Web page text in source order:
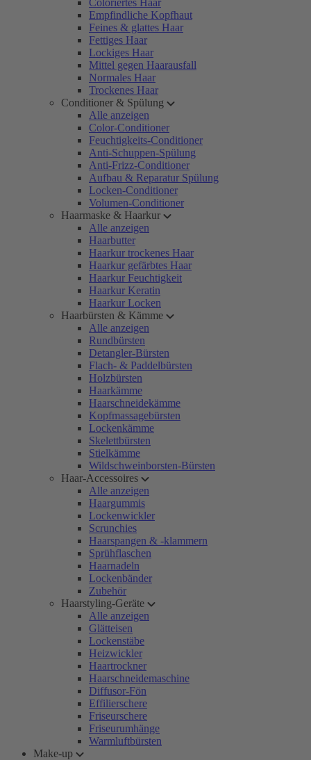
Coloriertes Haar
Empfindliche Kopfhaut
Feines & glattes Haar
Fettiges Haar
Lockiges Haar
Mittel gegen Haarausfall
Normales Haar
Trockenes Haar
Conditioner & Spülung
Alle anzeigen
Color-Conditioner
Feuchtigkeits-Conditioner
Anti-Schuppen-Spülung
Anti-Frizz-Conditioner
Aufbau & Reparatur Spülung
Locken-Conditioner
Volumen-Conditioner
Haarmaske & Haarkur
Alle anzeigen
Haarbutter
Haarkur trockenes Haar
Haarkur gefärbtes Haar
Haarkur Feuchtigkeit
Haarkur Keratin
Haarkur Locken
Haarbürsten & Kämme
Alle anzeigen
Rundbürsten
Detangler-Bürsten
Flach- & Paddelbürsten
Holzbürsten
Haarkämme
Haarschneidekämme
Kopfmassagebürsten
Lockenkämme
Skelettbürsten
Stielkämme
Wildschweinborsten-Bürsten
Haar-Accessoires
Alle anzeigen
Haargummis
Lockenwickler
Scrunchies
Haarspangen & -klammern
Sprühflaschen
Haarnadeln
Lockenbänder
Zubehör
Haarstyling-Geräte
Alle anzeigen
Glätteisen
Lockenstäbe
Heizwickler
Haartrockner
Haarschneidemaschine
Diffusor-Fön
Effilierschere
Friseurschere
Friseurumhänge
Warmluftbürsten
Make-up